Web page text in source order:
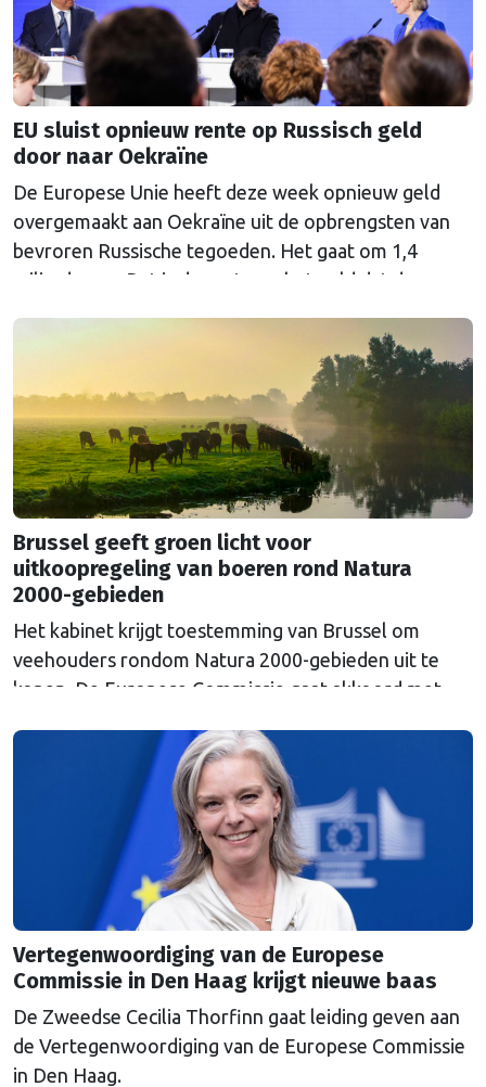
EU sluist opnieuw rente op Russisch geld
door naar Oekraïne
De Europese Unie heeft deze week opnieuw geld
overgemaakt aan Oekraïne uit de opbrengsten van
bevroren Russische tegoeden. Het gaat om 1,4
miljard euro. Dat is de rente op het geld dat de
Euroclear parkeerde. De EU bevroor dat geld na de
Continued
Brussel geeft groen licht voor
uitkoopregeling van boeren rond Natura
2000-gebieden
Het kabinet krijgt toestemming van Brussel om
veehouders rondom Natura 2000-gebieden uit te
kopen. De Europese Commissie gaat akkoord met
Vertegenwoordiging van de Europese
Commissie in Den Haag krijgt nieuwe baas
De Zweedse Cecilia Thorfinn gaat leiding geven aan
de Vertegenwoordiging van de Europese Commissie
in Den Haag.